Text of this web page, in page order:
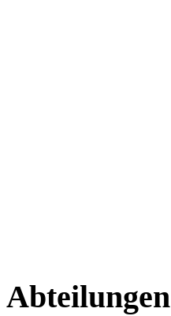
Abteilungen